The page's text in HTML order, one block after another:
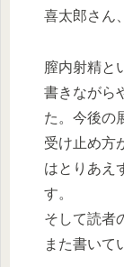
喜太郎さん
膣内射精と
書きながら
た。今後の
受け止め方
はとりあえ
す。
そして読者
また書いて